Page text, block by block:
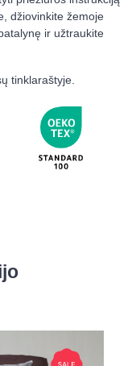
džiovinkite žemoje
ir užtraukite
tinklaraštyje.